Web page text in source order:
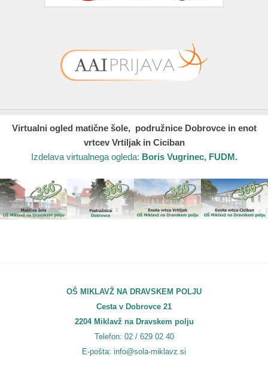
Virtualni ogled matične šole, podružnice Dobrovce in enot
vrtcev Vrtiljak in Ciciban
Izdelava virtualnega ogleda: Boris Vugrinec, FUDM.
OŠ MIKLAVŽ NA DRAVSKEM POLJU
Cesta v Dobrovce 21
2204 Miklavž na Dravskem polju
Telefon: 02 / 629 02 40
E-pošta: info@sola-miklavz.si